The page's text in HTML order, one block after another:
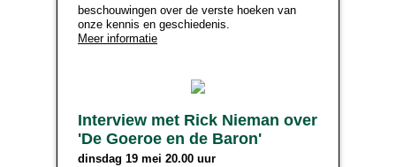
beschouwingen over de verste hoeken van
onze kennis en geschiedenis.
Meer informatie
Interview met Rick Nieman over
'De Goeroe en de Baron'
dinsdag 19 mei 20.00 uur